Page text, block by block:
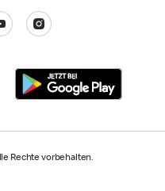
Rechte vorbehalten.